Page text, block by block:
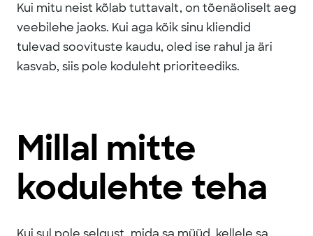
Kui mitu neist kõlab tuttavalt, on tõenäoliselt aeg
veebilehe jaoks. Kui aga kõik sinu kliendid
tulevad soovituste kaudu, oled ise rahul ja äri
kasvab, siis pole koduleht prioriteediks.
Millal mitte
kodulehte teha